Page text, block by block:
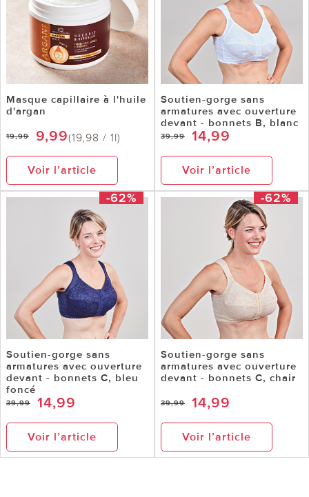
Masque capillaire à l'huile
d'argan
19,99 9,99(19,98 / 1l)
Voir l’article
Soutien-gorge sans
armatures avec ouverture
devant - bonnets B, blanc
39,99 14,99
Voir l’article
-62%
Soutien-gorge sans
armatures avec ouverture
devant - bonnets C, bleu
foncé
39,99 14,99
Voir l’article
-62%
Soutien-gorge sans
armatures avec ouverture
devant - bonnets C, chair
39,99 14,99
Voir l’article